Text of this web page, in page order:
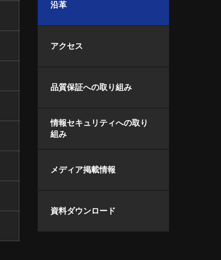
沿革
アクセス
品質保証への取り組み
情報セキュリティへの取り
組み
メディア掲載情報
資料ダウンロード